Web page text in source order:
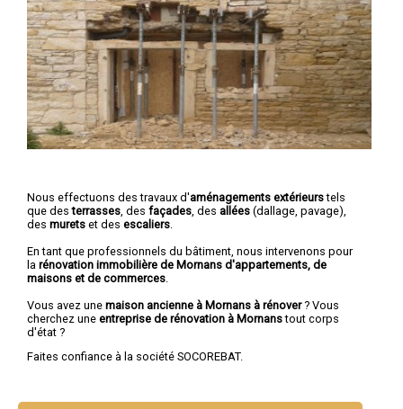
Nous effectuons des travaux d'aménagements extérieurstels
que desterrasses , des façades , des allées (dallage, pavage),
des murets et des escaliers
En tant que professionnels du bâtiment, nous intervenons pour
la rénovation immobilière de Mornans d'appartements, de
maisons et de commerces
Vous avez une maison ancienne à Mornans à rénover? Vous
cherchez une entreprise de rénovation à Mornanstout corps
d'état ?
Faites confiance à la société SOCOREBAT.